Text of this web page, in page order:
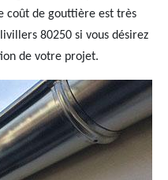
coût de gouttière est très
80250 si vous désirez
de votre projet.